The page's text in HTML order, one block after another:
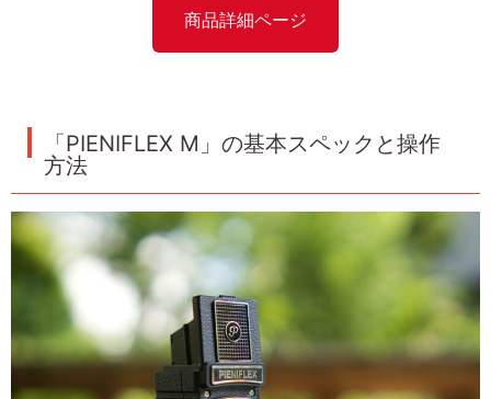
商品詳細ページ
「PIENIFLEX M」の基本スペックと操作
方法